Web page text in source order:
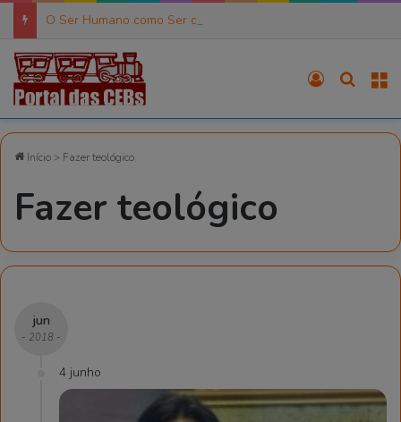
O Ser Humano como Ser de Práxis (6)
Entrar
Início > Fazer teológico
Fazer teológico
jun
- 2018 -
4 junho